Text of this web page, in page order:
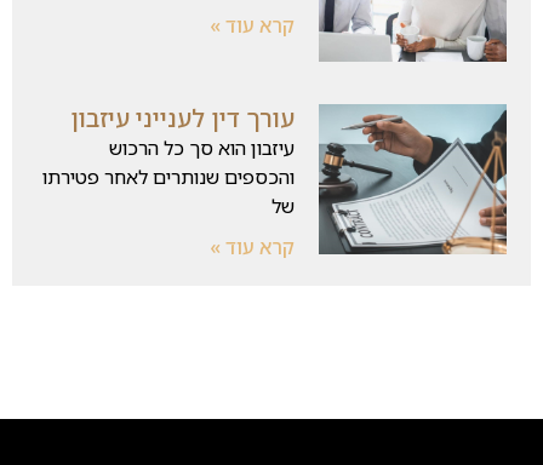
קרא עוד »
עורך דין לענייני עיזבון
עיזבון הוא סך כל הרכוש
והכספים שנותרים לאחר פטירתו
של
קרא עוד »